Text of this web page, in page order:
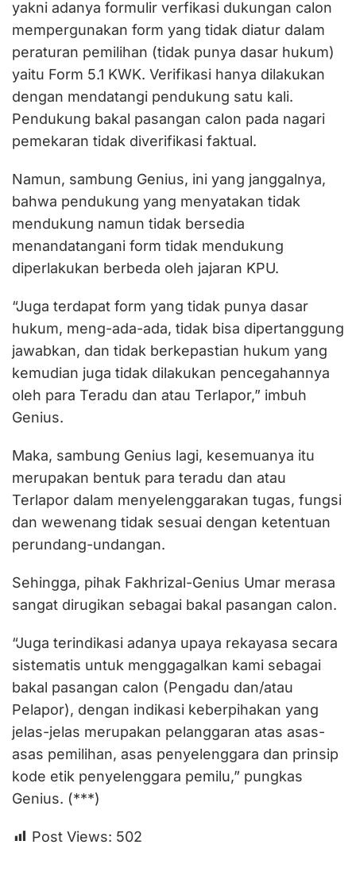
yakni adanya formulir verfikasi dukungan calon
mempergunakan form yang tidak diatur dalam
peraturan pemilihan (tidak punya dasar hukum)
yaitu Form 5.1 KWK. Verifikasi hanya dilakukan
dengan mendatangi pendukung satu kali.
Pendukung bakal pasangan calon pada nagari
pemekaran tidak diverifikasi faktual.
Namun, sambung Genius, ini yang janggalnya,
bahwa pendukung yang menyatakan tidak
mendukung namun tidak bersedia
menandatangani form tidak mendukung
diperlakukan berbeda oleh jajaran KPU.
“Juga terdapat form yang tidak punya dasar
hukum, meng-ada-ada, tidak bisa dipertanggung
jawabkan, dan tidak berkepastian hukum yang
kemudian juga tidak dilakukan pencegahannya
oleh para Teradu dan atau Terlapor,” imbuh
Genius.
Maka, sambung Genius lagi, kesemuanya itu
merupakan bentuk para teradu dan atau
Terlapor dalam menyelenggarakan tugas, fungsi
dan wewenang tidak sesuai dengan ketentuan
perundang-undangan.
Sehingga, pihak Fakhrizal-Genius Umar merasa
sangat dirugikan sebagai bakal pasangan calon.
“Juga terindikasi adanya upaya rekayasa secara
sistematis untuk menggagalkan kami sebagai
bakal pasangan calon (Pengadu dan/atau
Pelapor), dengan indikasi keberpihakan yang
jelas-jelas merupakan pelanggaran atas asas-
asas pemilihan, asas penyelenggara dan prinsip
kode etik penyelenggara pemilu,” pungkas
Genius. (***)
Post Views: 502